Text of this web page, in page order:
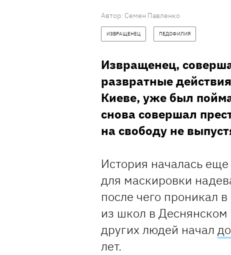
Автор: Семен Павленко
ИЗВРАЩЕНЕЦ ПЕДОФИЛИЯ
Извращенец,
развратные
Киеве, уже был
снова совершал
на свободу не
История началась
для маскировки
после чего проникал
из школ в Деснянском
других людей начал
лет.